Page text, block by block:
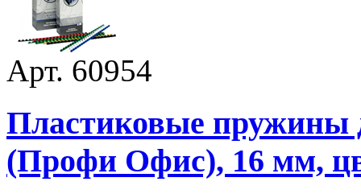
Арт. 60954
Пластиковые пружины
(Профи Офис), 16 мм,